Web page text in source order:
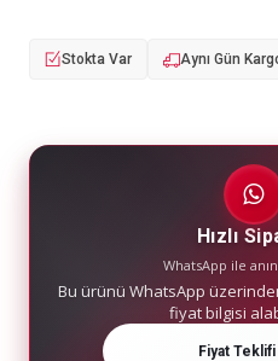
Stokta Var Aynı Gün
Hızlı
WhatsApp ile
Bu ürünü WhatsApp
fiyat bilgisi
Fiyat Teklifi